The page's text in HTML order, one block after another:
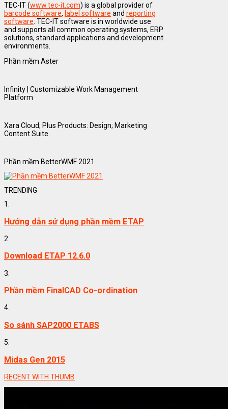
TEC-IT (www.tec-it.com) is a global provider of
barcode software, label software and reporting
software . TEC-IT software is in worldwide use
and supports all common operating systems, ERP
solutions, standard applications and development
environments.
Phần mềm Aster
Infinity | Customizable Work Management
Platform
Xara Cloud; Plus Products: Design; Marketing
Content Suite
Phần mềm BetterWMF 2021
TRENDING
1.
Hướng dẫn sử dụng phần mềm ETAP
2.
Download ETAP 12.6.0
3.
Phần mềm FinalCAD Co-ordination
4.
So sánh SAP2000 ETABS
5.
Midas Gen 2015
RECENT WITH THUMB